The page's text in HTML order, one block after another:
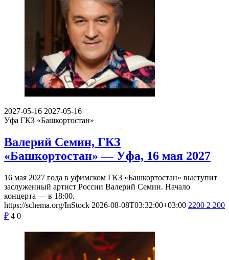
2027-05-16 2027-05-16
Уфа ГКЗ «Башкортостан»
Валерий Семин, ГКЗ
«Башкортостан» — Уфа, 16 мая 2027
16 мая 2027 года в уфимском ГКЗ «Башкортостан» выступит
заслуженный артист России Валерий Семин. Начало
концерта — в 18:00.
https://schema.org/InStock 2026-08-08T03:32:00+03:00 2200 2 200
₽ 4 0